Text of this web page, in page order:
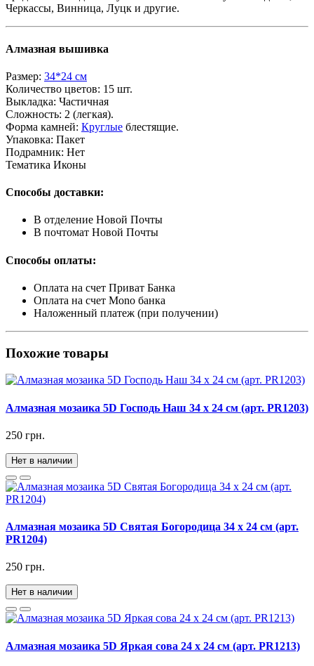
Черкассы, Винница, Луцк и другие.
Алмазная вышивка
Размер: 34*24 см
Количество цветов: 15 шт.
Выкладка: Частичная
Сложность: 2 (легкая).
Форма камней: Круглые блестящие.
Упаковка: Пакет
Подрамник: Нет
Тематика Иконы
Способы доставки:
В отделение Новой Почты
В почтомат Новой Почты
Способы оплаты:
Оплата на счет Приват Банка
Оплата на счет Mono банка
Наложенный платеж (при получении)
Похожие товары
Алмазная мозаика 5D Господь Наш 34 х 24 см (арт. PR1203)
250 грн.
Нет в наличии
Алмазная мозаика 5D Святая Богородица 34 х 24 см (арт.
PR1204)
250 грн.
Нет в наличии
Алмазная мозаика 5D Яркая сова 24 х 24 см (арт. PR1213)